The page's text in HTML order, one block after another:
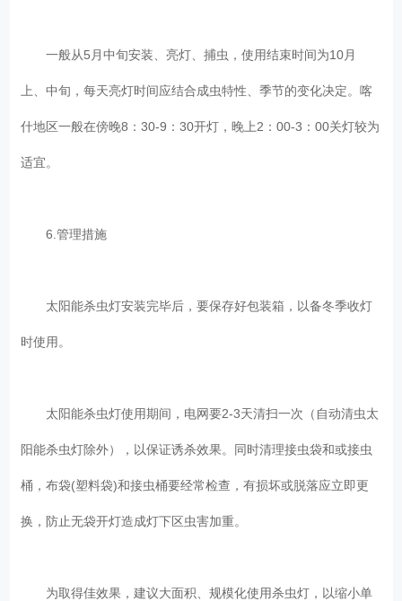
一般从5月中旬安装、亮灯、捕虫，使用结束时间为10月
上、中旬，每天亮灯时间应结合成虫特性、季节的变化决定。喀
什地区一般在傍晚8：30-9：30开灯，晚上2：00-3：00关灯较为
适宜。
6.管理措施
太阳能杀虫灯安装完毕后，要保存好包装箱，以备冬季收灯
时使用。
太阳能杀虫灯使用期间，电网要2-3天清扫一次（自动清虫太
阳能杀虫灯除外），以保证诱杀效果。同时清理接虫袋和或接虫
桶，布袋(塑料袋)和接虫桶要经常检查，有损坏或脱落应立即更
换，防止无袋开灯造成灯下区虫害加重。
为取得佳效果，建议大面积、规模化使用杀虫灯，以缩小单